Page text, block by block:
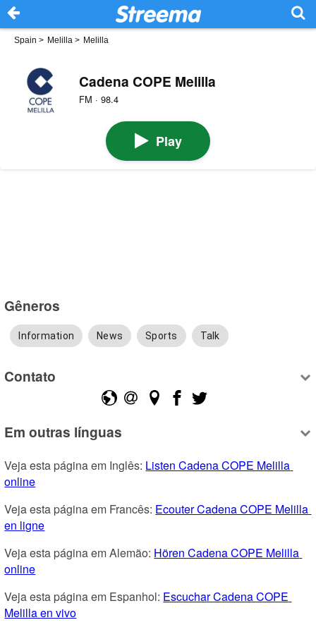
Spain > Melilla > Melilla
Cadena COPE Melilla
FM · 98.4
Play
Gêneros
Information News Sports Talk
Contato
Em outras línguas
Veja esta página em Inglês: Listen Cadena COPE Melilla
online
Veja esta página em Francês: Ecouter Cadena COPE Melilla
en ligne
Veja esta página em Alemão: Hören Cadena COPE Melilla
online
Veja esta página em Espanhol: Escuchar Cadena COPE
Melilla en vivo